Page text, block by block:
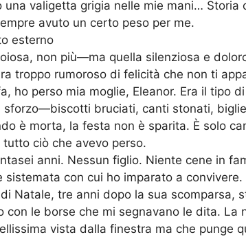
una valigetta grigia nelle mie mani… Storia
avuto un certo peso per me.
esterno
non più—ma quella silenziosa e
troppo rumoroso di felicità che non ti
ho perso mia moglie, Eleanor. Era il tipo
sforzo—biscotti bruciati, canti stonati,
è morta, la festa non è sparita. È solo
ciò che avevo perso.
anni. Nessun figlio. Niente cene in
sistemata con cui ho imparato a convivere.
Natale, tre anni dopo la sua scomparsa,
con le borse che mi segnavano le dita. La
vista dalla finestra ma che punge